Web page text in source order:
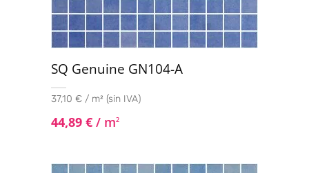
SQ Genuine GN104-A
37,10 € / m² (sin IVA)
44,89 € / m2